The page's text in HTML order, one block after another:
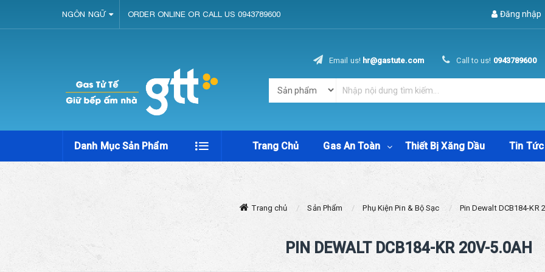
NGÔN NGỮ ORDER ONLINE OR CALL US 0943789600 Đăng nhập
Email us! hr@gastute.com Call to us! 0943789600
Danh Mục Sản Phẩm Trang Chủ Gas An Toàn Thiết Bị Xăng Dầu Tin Tức
Trang chủ Sản Phẩm Phụ Kiện Pin & Bộ Sạc Pin Dewalt DCB184-KR
PIN DEWALT DCB184-KR 20V-5.0AH